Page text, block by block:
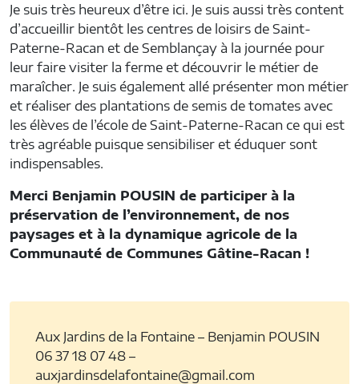
Je suis très heureux d’être ici. Je suis aussi très content
d’accueillir bientôt les centres de loisirs de Saint-
Paterne-Racan et de Semblançay à la journée pour
leur faire visiter la ferme et découvrir le métier de
maraîcher. Je suis également allé présenter mon métier
et réaliser des plantations de semis de tomates avec
les élèves de l’école de Saint-Paterne-Racan ce qui est
très agréable puisque sensibiliser et éduquer sont
indispensables.
Merci Benjamin POUSIN de participer à la
préservation de l’environnement, de nos
paysages et à la dynamique agricole de la
Communauté de Communes Gâtine-Racan !
Aux Jardins de la Fontaine – Benjamin POUSIN
06 37 18 07 48 –
auxjardinsdelafontaine@gmail.com